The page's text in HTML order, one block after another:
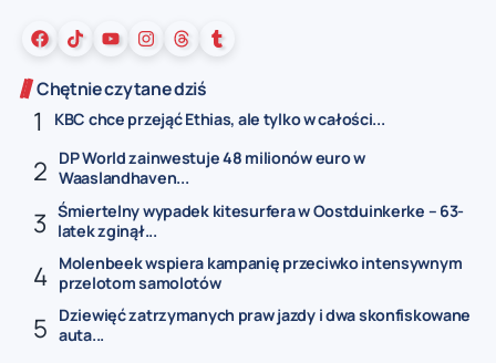
Chętnie czytane dziś
KBC chce przejąć Ethias, ale tylko w całości...
DP World zainwestuje 48 milionów euro w
Waaslandhaven...
Śmiertelny wypadek kitesurfera w Oostduinkerke – 63-
latek zginął...
Molenbeek wspiera kampanię przeciwko intensywnym
przelotom samolotów
Dziewięć zatrzymanych praw jazdy i dwa skonfiskowane
auta...